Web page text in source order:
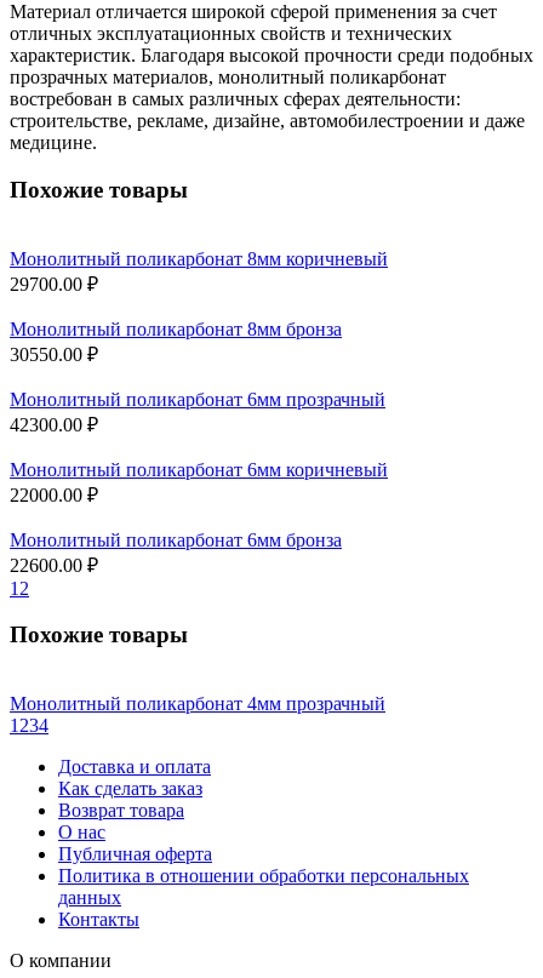
Материал отличается широкой сферой применения за счет
отличных эксплуатационных свойств и технических
характеристик. Благодаря высокой прочности среди подобных
прозрачных материалов, монолитный поликарбонат
востребован в самых различных сферах деятельности:
строительстве, рекламе, дизайне, автомобилестроении и даже
медицине.
Похожие товары
Монолитный поликарбонат 8мм коричневый
29700.00 ₽
Монолитный поликарбонат 8мм бронза
30550.00 ₽
Монолитный поликарбонат 6мм прозрачный
42300.00 ₽
Монолитный поликарбонат 6мм коричневый
22000.00 ₽
Монолитный поликарбонат 6мм бронза
22600.00 ₽
1 2
Похожие товары
Монолитный поликарбонат 4мм прозрачный
1 234
Доставка и оплата
Как сделать заказ
Возврат товара
О нас
Публичная оферта
Политика в отношении обработки персональных
данных
Контакты
О компании